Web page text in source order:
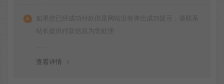
如果您已经成功付款但是网站没有弹出成功提示，请联系
站长提供付款信息为您处理
查看详情